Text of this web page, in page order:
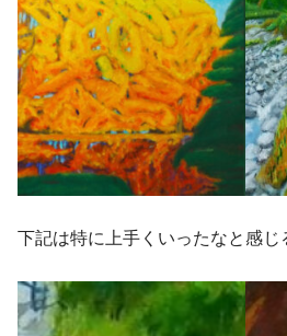
下記は特に上手くいったなと感じ